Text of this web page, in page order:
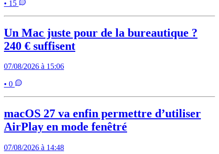
• 15
Un Mac juste pour de la bureautique ?
240 € suffisent
07/08/2026 à 15:06
• 0
macOS 27 va enfin permettre d’utiliser
AirPlay en mode fenêtré
07/08/2026 à 14:48